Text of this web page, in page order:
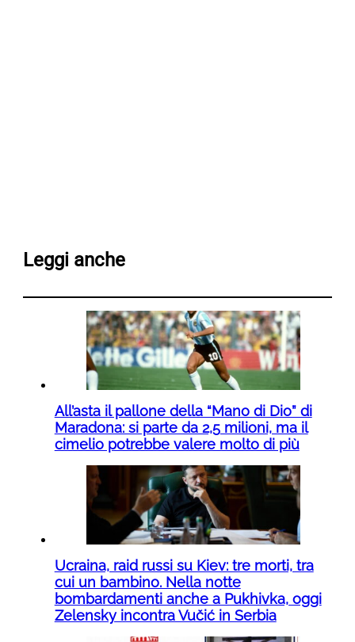
Leggi anche
All’asta il pallone della “Mano di Dio” di
Maradona: si parte da 2,5 milioni, ma il
cimelio potrebbe valere molto di più
Ucraina, raid russi su Kiev: tre morti, tra
cui un bambino. Nella notte
bombardamenti anche a Pukhivka, oggi
Zelensky incontra Vučić in Serbia